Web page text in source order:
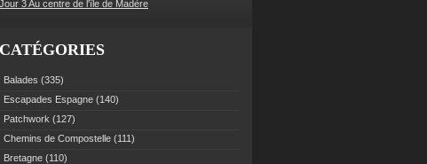
Jour 3 Au centre de l'île de Madère
CATÉGORIES
Balades (335)
Escapades Espagne (140)
Patchwork (127)
Chemins de Compostelle (111)
Bretagne (110)